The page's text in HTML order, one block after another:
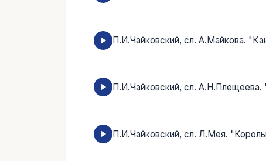
П.И.Чайковский, сл. А.Майкова.
П.И.Чайковский, сл.
П.И.Чайковский, сл. Л.Мея.